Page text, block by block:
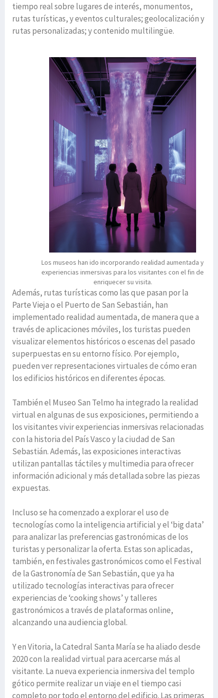
tiempo real sobre lugares de interés, monumentos,
rutas turísticas, y eventos culturales; geolocalización y
rutas personalizadas; y contenido multilingüe.
Los museos han ido incorporando realidad aumentada y
experiencias inmersivas para los visitantes con el fin de
enriquecer su visita.
Además, rutas turísticas como las que pasan por la
Parte Vieja o el Puerto de San Sebastián, han
implementado realidad aumentada, de manera que a
través de aplicaciones móviles, los turistas pueden
visualizar elementos históricos o escenas del pasado
superpuestas en su entorno físico. Por ejemplo,
pueden ver representaciones virtuales de cómo eran
los edificios históricos en diferentes épocas.
También el Museo San Telmo ha integrado la realidad
virtual en algunas de sus exposiciones, permitiendo a
los visitantes vivir experiencias inmersivas relacionadas
con la historia del País Vasco y la ciudad de San
Sebastián. Además, las exposiciones interactivas
utilizan pantallas táctiles y multimedia para ofrecer
información adicional y más detallada sobre las piezas
expuestas.
Incluso se ha comenzado a explorar el uso de
tecnologías como la inteligencia artificial y el ‘big data’
para analizar las preferencias gastronómicas de los
turistas y personalizar la oferta. Estas son aplicadas,
también, en festivales gastronómicos como el Festival
de la Gastronomía de San Sebastián, que ya ha
utilizado tecnologías interactivas para ofrecer
experiencias de ‘cooking shows’ y talleres
gastronómicos a través de plataformas online,
alcanzando una audiencia global.
Y en Vitoria, la Catedral Santa María se ha aliado desde
2020 con la realidad virtual para acercarse más al
visitante. La nueva experiencia inmersiva del templo
gótico permite realizar un viaje en el tiempo casi
completo por todo el entorno del edificio. Las primeras